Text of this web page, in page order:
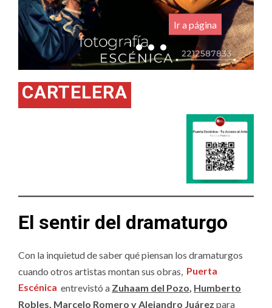
Ir a página
CARTELERA
El sentir del dramaturgo
Con la inquietud de saber qué piensan los dramaturgos
cuando otros artistas montan sus obras, Puerta
Escénica entrevistó a Zuhaam del Pozo Humberto
Robles, Marcelo Romero y Alejandro Juárez para